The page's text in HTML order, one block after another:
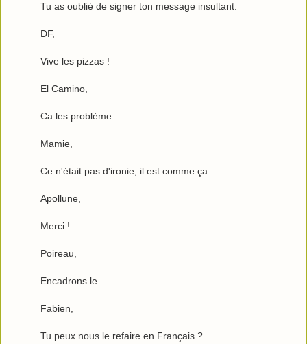
Tu as oublié de signer ton message insultant.
DF,
Vive les pizzas !
El Camino,
Ca les problème.
Mamie,
Ce n'était pas d'ironie, il est comme ça.
Apollune,
Merci !
Poireau,
Encadrons le.
Fabien,
Tu peux nous le refaire en Français ?